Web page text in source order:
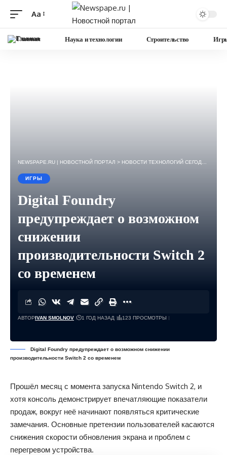
Изменение
Aa
Главная Наука и технологии Строительство
NEWSPAPE.RU | НОВОСТНОЙ ПОРТАЛ > НОВОСТИ ТЕХНОЛОГИЙ СЕГОДНЯ — ИГРЫ, НАУКА, ГАДЖЕТЫ, БИЗНЕС.
ИГРЫ
Digital Foundry
предупреждает о возможном
снижении
производительности Switch 2
со временем
АВТОРIVAN SMOLNOV 1 ГОД НАЗАД 123 ПРОСМОТРЫ
Digital Foundry предупреждает о возможном снижении
производительности Switch 2 со временем
Прошёл месяц с момента запуска Nintendo Switch 2, и
хотя консоль демонстрирует впечатляющие показатели
продаж, вокруг неё начинают появляться критические
замечания. Основные претензии пользователей касаются
снижения скорости обновления экрана и проблем с
перегревом устройства.